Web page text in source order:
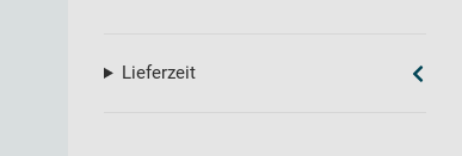
Lieferzeit